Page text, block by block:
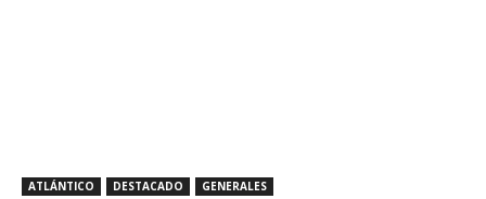
ATLÁNTICO DESTACADO GENERALES